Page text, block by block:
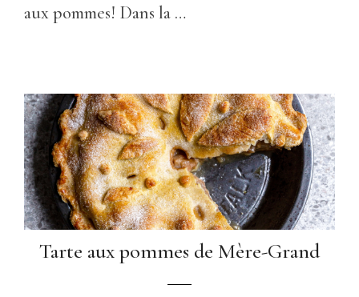
aux pommes! Dans la …
Tarte aux pommes de Mère-Grand